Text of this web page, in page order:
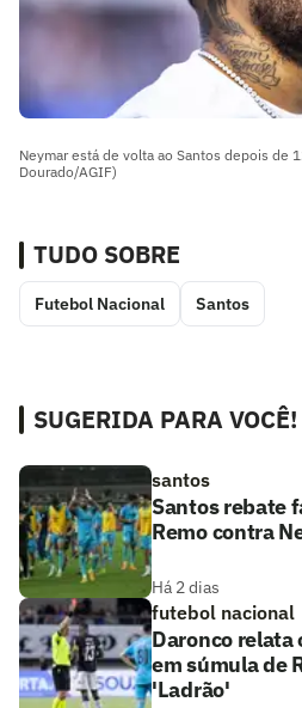
Neymar está de volta ao Santos depois de
Dourado/AGIF)
TUDO SOBRE
Futebol Nacional Santos
SUGERIDA PARA VOCÊ!
santos
Santos rebate
Remo contra
Há 2 dias
futebol nacional
Daronco relata
em súmula de
'Ladrão'